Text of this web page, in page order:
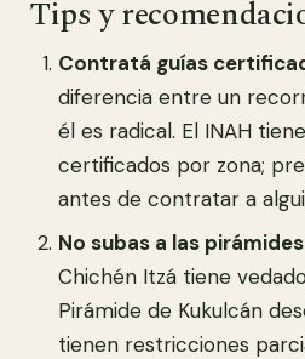
Tips y
Contratá guías
diferencia entre un
él es radical. El INAH
certificados por zona;
antes de contratar a
No subas a las
Chichén Itzá tiene
Pirámide de Kukulcán
tienen restricciones